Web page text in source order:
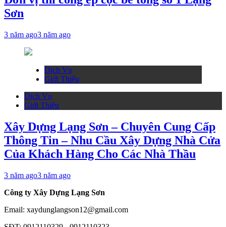
Sơn
3 năm ago3 năm ago
Dịch Vụ
Giới Thiệu
Dịch Vụ
Giới Thiệu
Xây Dựng Lạng Sơn – Chuyên Cung Cấp
Thông Tin – Nhu Cầu Xây Dựng Nhà Cửa
Của Khách Hàng Cho Các Nhà Thầu
3 năm ago3 năm ago
Công ty Xây Dựng Lạng Sơn
Email: xaydunglangson12@gmail.com